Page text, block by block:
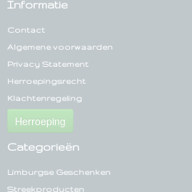
Informatie
Contact
Algemene voorwaarden
Privacy Statement
Herroepingsrecht
Klachtenregeling
Herroeping
Categorieën
Limburgse Geschenken
Streekproducten